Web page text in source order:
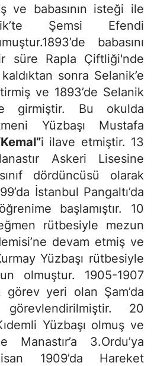
ve babasının isteği ile
Şemsi Efendi
babasını
süre Rapla Çiftliği'nde
kaldıktan sonra Selanik’e
ve 1893’de Selanik
girmiştir. Bu okulda
Yüzbaşı Mustafa
i ilave etmiştir. 13
Askeri Lisesine
dördüncüsü olarak
İstanbul Pangaltı’da
başlamıştır. 10
rütbesiyle mezun
devam etmiş ve
Yüzbaşı rütbesiyle
olmuştur. 1905-1907
görev yeri olan Şam’da
20
Yüzbaşı olmuş ve
Manastır’a 3.Ordu’ya
1909’da Hareket